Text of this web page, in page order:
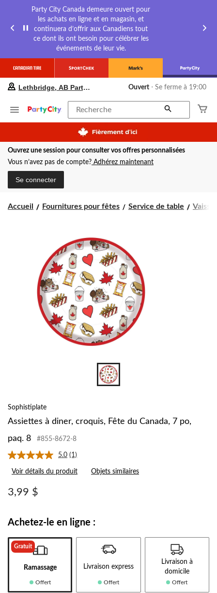
Party City Canada demeure ouvert pour
les achats en ligne et en magasin, et
continuera d’offrir aux Canadiens tout
ce dont ils ont besoin pour célébrer les
événements de leur vie.
préféré
Lethbridge,
Party
City,
courament
Ouvert,
cliquer
Lethbridge, AB Party City Ouvert ⋅ Se ferme à 19:00
Recherche
Ouvrez une session pour consulter vos offres personnalisées
Vous n’avez pas de compte? Adhérez maintenant
Se connecter
Accueil Fournitures pour fêtes Service de table
Sophistiplate
Assiettes à diner, croquis, Fête du Canada, 7 po,
paq. 8
#855-8672-8
5.0 Lire
commentaire.
(1)
Voir détails du produit Objets similaires
3,99 $
Achetez-le en ligne :
Gratuit
Ramassage
Offert
Livraison express
Offert
Livraison à
domicile
Offert